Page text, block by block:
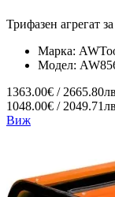
Трифазен агрегат
Марка:
Модел:
1363.00€ /
1048.00€ /
Виж